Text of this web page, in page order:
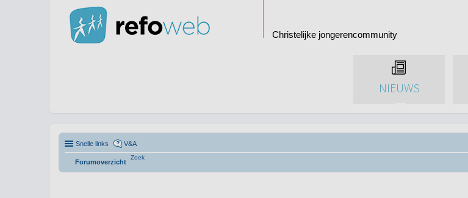
Christelijke jongerencommunity
NIEUWS
Snelle links V&A
Forumoverzicht
Zoek